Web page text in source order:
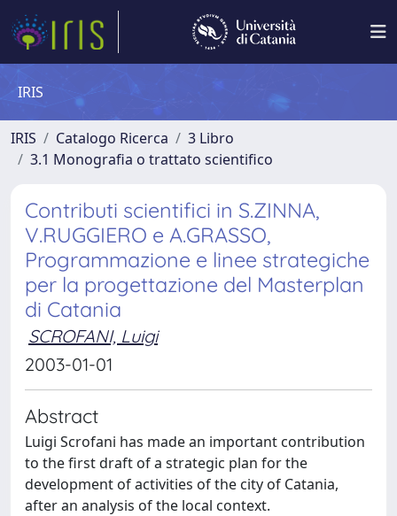
IRIS
IRIS Catalogo Ricerca
3 Libro
3.1 Monografia o trattato scientifico
Contributi scientifici in S.ZINNA,
V.RUGGIERO e A.GRASSO,
Programmazione e linee strategiche
per la progettazione del Masterplan
di Catania
SCROFANI, Luigi
2003-01-01
Abstract
Luigi Scrofani has made an important contribution
to the first draft of a strategic plan for the
development of activities of the city of Catania,
after an analysis of the local context.